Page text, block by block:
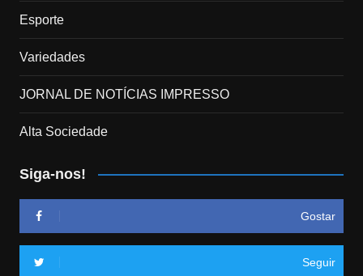
Esporte
Variedades
JORNAL DE NOTÍCIAS IMPRESSO
Alta Sociedade
Siga-nos!
Gostar
Seguir